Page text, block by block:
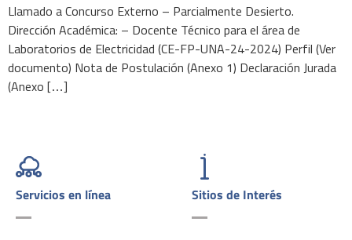
Llamado a Concurso Externo – Parcialmente Desierto.
Dirección Académica: – Docente Técnico para el área de
Laboratorios de Electricidad (CE-FP-UNA-24-2024) Perfil (Ver
documento) Nota de Postulación (Anexo 1) Declaración Jurada
(Anexo […]
Servicios en línea Sitios de Interés